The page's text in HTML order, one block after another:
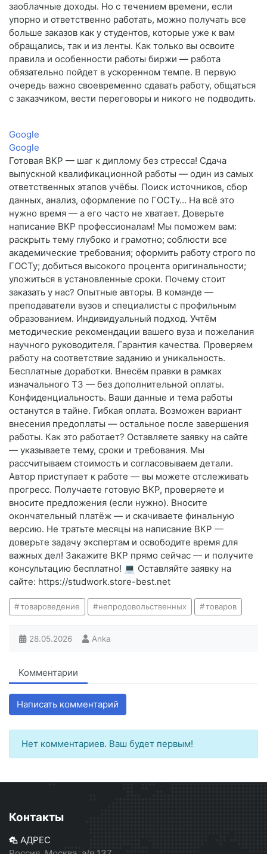
заоблачные доходы. Но с течением времени, если
упорно и ответственно работать, можно получать все
больше заказов как у студентов, которые уже к вам
обращались, так и из ленты. Как только вы освоите
правила и особенности работы биржи — работа
обязательно пойдет в ускоренном темпе. В первую
очередь важно своевременно сдавать работу, общаться
с заказчиком, вести переговоры и никого не подводить.
Google
Google
Готовая ВКР — шаг к диплому без стресса! Сдача
выпускной квалификационной работы — один из самых
ответственных этапов учёбы. Поиск источников, сбор
данных, анализ, оформление по ГОСТу… На всё это
нужно время — а его часто не хватает. Доверьте
написание ВКР профессионалам! Мы поможем вам:
раскрыть тему глубоко и грамотно; соблюсти все
академические требования; оформить работу строго по
ГОСТу; добиться высокого процента оригинальности;
уложиться в установленные сроки. Почему стоит
заказать у нас? Опытные авторы. В команде —
преподаватели вузов и специалисты с профильным
образованием. Индивидуальный подход. Учтём
методические рекомендации вашего вуза и пожелания
научного руководителя. Гарантия качества. Проверяем
работу на соответствие заданию и уникальность.
Бесплатные доработки. Внесём правки в рамках
изначального ТЗ — без дополнительной оплаты.
Конфиденциальность. Ваши данные и тема работы
останутся в тайне. Гибкая оплата. Возможен вариант
внесения предоплаты — остальное после завершения
работы. Как это работает? Оставляете заявку на сайте
— указываете тему, сроки и требования. Мы
рассчитываем стоимость и согласовываем детали.
Автор приступает к работе — вы можете отслеживать
прогресс. Получаете готовую ВКР, проверяете и
вносите предложения (если нужно). Вносите
окончательный платёж — и скачиваете финальную
версию. Не тратьте месяцы на написание ВКР —
доверьте задачу экспертам и освободите время для
важных дел! Закажите ВКР прямо сейчас — и получите
консультацию бесплатно! 💻 Оставляйте заявку на
сайте: https://studwork.store-best.net
товароведение непродовольственных товаров
28.05.2026 Anka
Комментарии
Написать комментарий
Нет комментариев. Ваш будет первым!
Контакты
АДРЕС